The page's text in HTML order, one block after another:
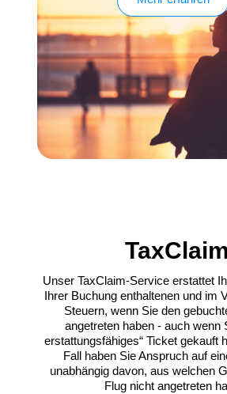
TaxClaim
Unser TaxClaim-Service erstattet
Ihrer Buchung enthaltenen und im
Steuern, wenn Sie den
angetreten haben - auch wenn
erstattungsfähiges“ Ticket gekauft
Fall haben Sie Anspruch auf
unabhängig davon, aus welchen
Flug nicht angetreten